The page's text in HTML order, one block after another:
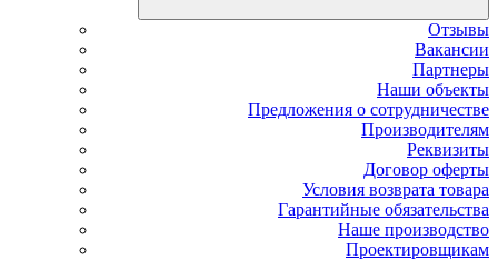
Отзывы
Вакансии
Партнеры
Наши объекты
Предложения о сотрудничестве
Производителям
Реквизиты
Договор оферты
Условия возврата товара
Гарантийные обязательства
Наше производство
Проектировщикам